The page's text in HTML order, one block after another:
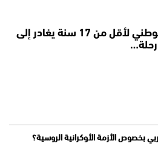
المنتخب الوطني لأقل من 17 سنة يغادر إلى
رحلة…
بخصوص الأزمة الأوكرانية الروسية؟